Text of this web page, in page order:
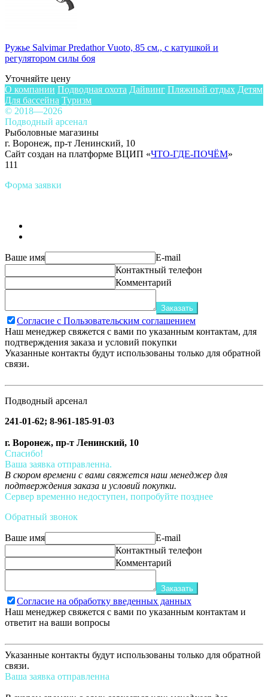
Ружье Salvimar Predathor Vuoto, 85 см., с катушкой и
регулятором силы боя
Уточняйте цену
О компании Подводная охота Дайвинг Пляжный отдых Детям
Для бассейна Туризм
© 2018—2026
Подводный арсенал
Рыболовные магазины
г. Воронеж, пр-т Ленинский, 10
Сайт создан на платформе ВЦИП «ЧТО-ГДЕ-ПОЧЁМ»
111
Форма заявки
Ваше имя
E-mail
Контактный телефон
Комментарий
Заказать
Согласие с Пользовательским соглашением
Наш менеджер свяжется с вами по указанным контактам, для
подтверждения заказа и условий покупки
Указанные контакты будут использованы только для обратной
связи.
Подводный арсенал
241-01-62; 8-961-185-91-03
г. Воронеж, пр-т Ленинский, 10
Спасибо!
Ваша заявка отправленна.
В скором времени с вами свяжется наш менеджер для
подтверждения заказа и условий покупки.
Сервер временно недоступен, попробуйте позднее
Обратный звонок
Ваше имя
E-mail
Контактный телефон
Комментарий
Заказать
Согласие на обработку введенных данных
Наш менеджер свяжется с вами по указанным контактам и
ответит на ваши вопросы
Указанные контакты будут использованы только для обратной
связи.
Ваша заявка отправленна